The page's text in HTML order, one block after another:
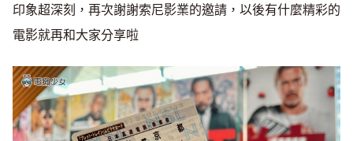
印象超深刻，再次謝謝索尼影業的邀請，以後有什麼精彩的
電影就再和大家分享啦